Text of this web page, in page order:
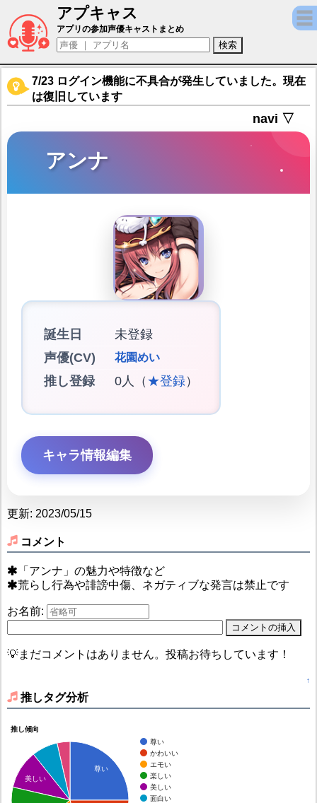
アプキャス
アンナ（声優：花園めい)【アイオライトリ
アプリの参加声優キャストまとめ
7/23 ログイン機能に不具合が発生していました。現在
は復旧しています
navi ▽
アンナ
誕生日
未登録
声優(CV)
花園めい
推し登録 0人（ ★登録）
キャラ情報編集
更新: 2023/05/15
コメント
「アンナ」の魅力や特徴など
荒らし行為や誹謗中傷、ネガティブな発言は禁止です
お名前:
💡まだコメントはありません。投稿お待ちしています！
↑
推しタグ分析
推し傾向
尊い
かわいい
エモい
楽しい
美しい
面白い
尊い
美しい